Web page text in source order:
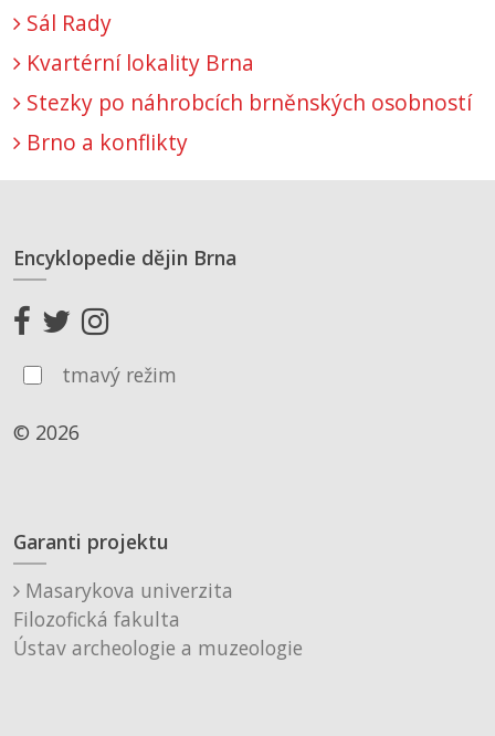
Sál Rady
Kvartérní lokality Brna
Stezky po náhrobcích brněnských osobností
Brno a konflikty
Encyklopedie dějin Brna
tmavý režim
© 2026
Garanti projektu
Masarykova univerzita
Filozofická fakulta
Ústav archeologie a muzeologie